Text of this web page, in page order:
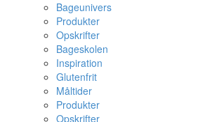
Bageunivers
Produkter
Opskrifter
Bageskolen
Inspiration
Glutenfrit
Måltider
Produkter
Opskrifter